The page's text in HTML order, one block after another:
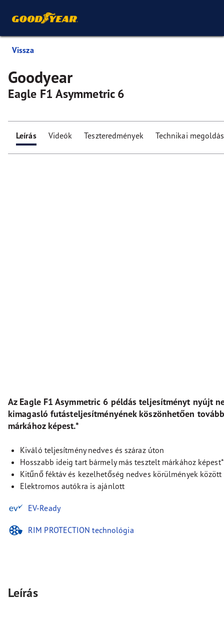
Vissza
Goodyear
Eagle F1 Asymmetric 6
Leírás Videók Teszteredmények Technikai
Az Eagle F1 Asymmetric 6 példás teljesítményt nyújt
kimagasló futásteljesítményének köszönhetően
márkához képest.*
Kiváló teljesítmény nedves és száraz úton
Hosszabb ideig tart bármely más tesztelt márkához képest*
Kitűnő féktáv és kezelhetőség nedves körülmények között
Elektromos autókra is ajánlott
EV-Ready
RIM PROTECTION technológia
Leírás